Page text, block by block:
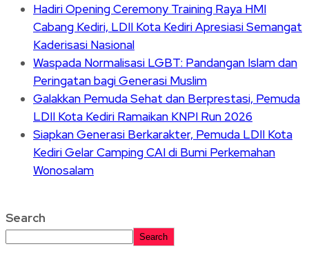
Hadiri Opening Ceremony Training Raya HMI
Cabang Kediri, LDII Kota Kediri Apresiasi Semangat
Kaderisasi Nasional
Waspada Normalisasi LGBT: Pandangan Islam dan
Peringatan bagi Generasi Muslim
Galakkan Pemuda Sehat dan Berprestasi, Pemuda
LDII Kota Kediri Ramaikan KNPI Run 2026
Siapkan Generasi Berkarakter, Pemuda LDII Kota
Kediri Gelar Camping CAI di Bumi Perkemahan
Wonosalam
Search
Search